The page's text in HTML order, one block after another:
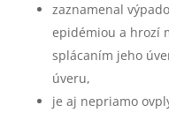
zaznamenal
epidémiou a hrozí
splácaním jeho
úveru,
je aj nepriamo